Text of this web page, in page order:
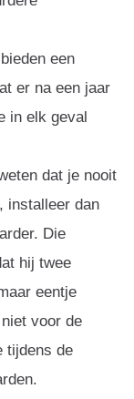
een
er na een jaar
in elk geval
dat je nooit
installeer dan
Die
hij twee
eentje
voor de
tijdens de